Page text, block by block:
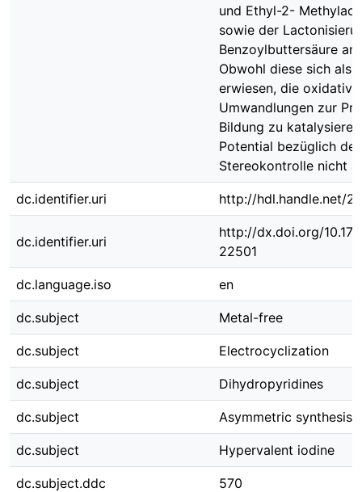
und Ethyl-2-
sowie der
Benzoylbuttersäure
Obwohl diese sich als
erwiesen, die
Umwandlungen zur
Bildung zu
Potential bezüglich der
Stereokontrolle nicht
dc.identifier.uri http://hdl.handle.net/
dc.identifier.uri
http://dx.doi.org/
22501
dc.language.iso en
dc.subject Metal-free
dc.subject Electrocyclization
dc.subject Dihydropyridines
dc.subject Asymmetric synthesis
dc.subject Hypervalent iodine
dc.subject.ddc 570